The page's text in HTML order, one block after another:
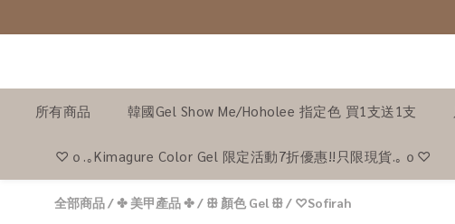
所有商品 韓國Gel Show Me/Hoholee 指定色 買1支送1支
♡ｏ.｡Kimagure Color Gel 限定活動7折優惠!!只限現貨.｡ｏ♡
全部商品/✤ 美甲產品 ✤/ ꕥ 顏色 Gel ꕥ/ ♡Sofirah